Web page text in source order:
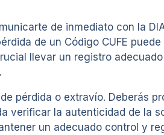
de inmediato con la
de un Código CUFE
llevar un registro
pérdida o extravío. Deberás
verificar la autenticidad de la
un adecuado control y